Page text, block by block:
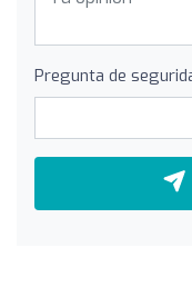
Pregunta de